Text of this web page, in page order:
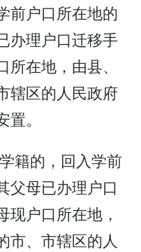
前户口所在地的
办理户口迁移手
在地，由县、
辖区的人民政府
。
籍的，回入学前
父母已办理户口
现户口所在地，
市、市辖区的人